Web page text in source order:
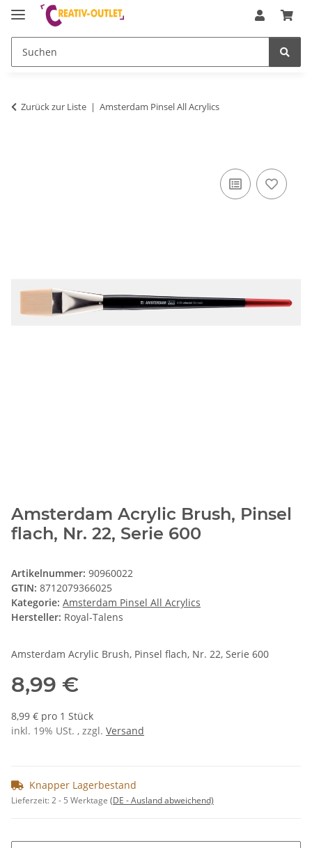
Zurück zur Liste Amsterdam Pinsel All Acrylics
Amsterdam Acrylic Brush, Pinsel
flach, Nr. 22, Serie 600
Artikelnummer: 90960022
GTIN: 8712079366025
Kategorie: Amsterdam Pinsel All Acrylics
Hersteller: Royal-Talens
Amsterdam Acrylic Brush, Pinsel flach, Nr. 22, Serie 600
8,99 €
8,99 € pro 1 Stück
inkl. 19% USt. , zzgl. Versand
Knapper Lagerbestand
Lieferzeit:2 - 5 Werktage (DE - Ausland abweichend)